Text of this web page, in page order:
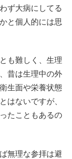
ず大病にしてる
と個人的には思
も難しく、生理
昔は生理中の外
生面や栄養状態
はないですが、
たこともあるの
無理な参拝は避